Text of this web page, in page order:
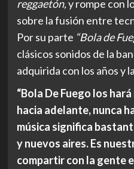
reggaetón,y rompe con
sobre la fusión entre
Por su parte “Bola de
clásicos sonidos de la
adquirida con los años y
“Bola De Fuego los
hacia adelante, nunca
música significa
y nuevos aires. Es
compartir con la gente